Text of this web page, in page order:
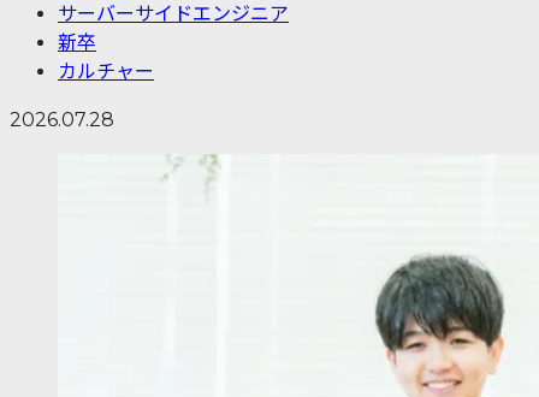
サーバーサイドエンジニア
新卒
カルチャー
2026.07.28